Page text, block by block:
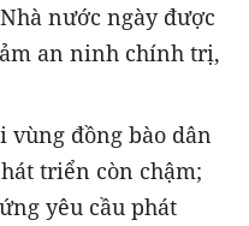
nước ngày được
an ninh chính trị,
đồng bào dân
triển còn chậm;
yêu cầu phát